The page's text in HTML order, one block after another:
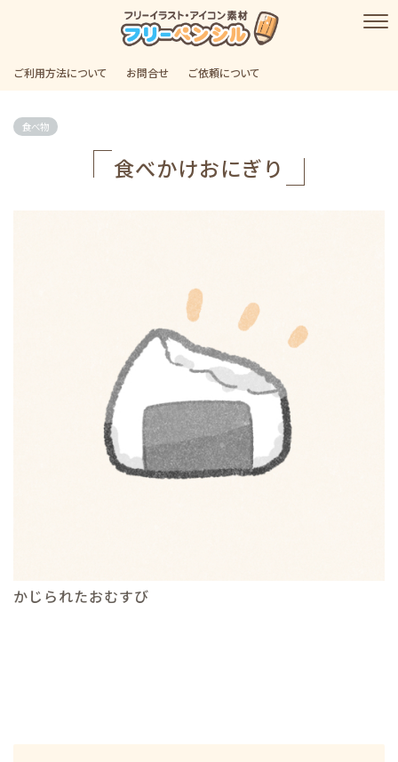
ご利用方法について お問合せ ご依頼について
食べ物
食べかけおにぎり
かじられたおむすび